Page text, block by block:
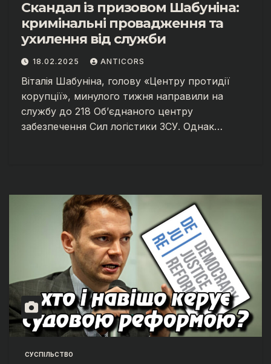
Скандал із призовом Шабуніна:
кримінальні провадження та
ухилення від служби
18.02.2025 ANTICORS
Віталія Шабуніна, голову «Центру протидії
корупції», минулого тижня направили на
службу до 218 Об’єднаного центру
забезпечення Сил логістики ЗСУ. Однак…
СУСПІЛЬСТВО